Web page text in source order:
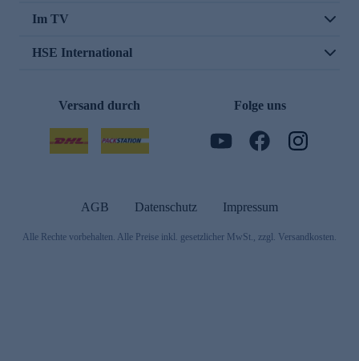
Im TV
HSE International
Versand durch Folge uns
AGB Datenschutz Impressum
Alle Rechte vorbehalten. Alle Preise inkl. gesetzlicher MwSt., zzgl. Versandkosten.